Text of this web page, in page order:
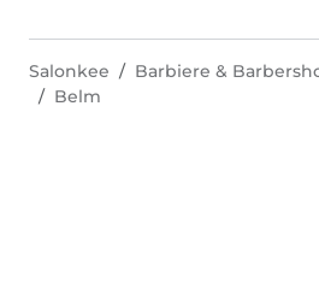
Salonkee Barbiere &
Belm